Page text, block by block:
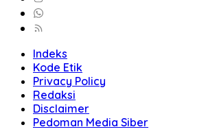
Indeks
Kode Etik
Privacy Policy
Redaksi
Disclaimer
Pedoman Media Siber